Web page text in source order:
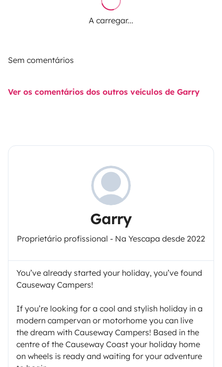
A carregar...
Sem comentários
Ver os comentários dos outros veículos de Garry
Garry
Proprietário profissional - Na Yescapa desde 2022
You’ve already started your holiday, you’ve found
Causeway Campers!
If you’re looking for a cool and stylish holiday in a
modern campervan or motorhome you can live
the dream with Causeway Campers! Based in the
centre of the Causeway Coast your holiday home
on wheels is ready and waiting for your adventure